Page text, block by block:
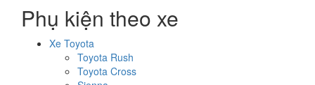
Phụ kiện theo xe
Xe Toyota
Toyota Rush
Toyota Cross